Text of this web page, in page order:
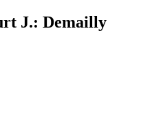
J.: Demailly